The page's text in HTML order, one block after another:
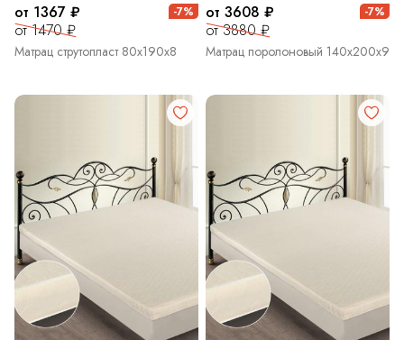
от 1367 ₽
от 1470 ₽
-7%
Матрац струтопласт 80х190х8
от 3608 ₽
от 3880 ₽
-7%
Матрац поролоновый 140х200х9